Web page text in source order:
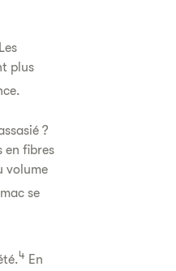
plus
?
en fibres
volume
se
4 En